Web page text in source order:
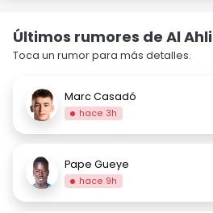
Últimos rumores de Al Ahli
Toca un rumor para más detalles.
Marc Casadó
hace 3h
Pape Gueye
hace 9h